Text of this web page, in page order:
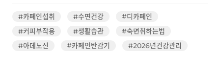
#카페인섭취 #수면건강
#디카페인
#커피부작용
#생활습관
#숙면취하는법
#아데노신
#카페인반감기 #2026년건강관리